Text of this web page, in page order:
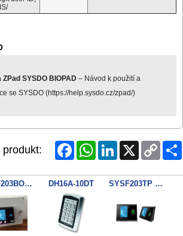
SYSDO BIOPAD – Návod k použití a
se SYSDO (https://help.sysdo.cz/zpad/)
FacebookWhatsAppLinkedInX
Copy
Link
SYSF203BOX1 portable SYSDO DH16A-10DT SYSF203TP SYSDO